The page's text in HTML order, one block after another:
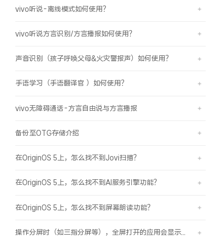
vivo听说-离线模式如何使用？
vivo听说方言识别/方言播报如何使用？
声音识别（孩子呼唤父母&火灾警报声）如何使用？
手语学习（手语翻译官 ）如何使用？
vivo无障碍通话-方言自由说与方言播报
备份至OTG存储介绍
在OriginOS 5上，怎么找不到Jovi扫描？
在OriginOS 5上，怎么找不到AI服务引擎功能？
在OriginOS 5上，怎么找不到屏幕朗读功能？